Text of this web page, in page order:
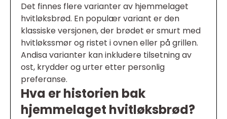
Det finnes flere varianter av hjemmelaget
hvitløksbrød. En populær variant er den
klassiske versjonen, der brødet er smurt med
hvitløkssmør og ristet i ovnen eller på grillen.
Andisa varianter kan inkludere tilsetning av
ost, krydder og urter etter personlig
preferanse.
Hva er historien bak
hjemmelaget hvitløksbrød?